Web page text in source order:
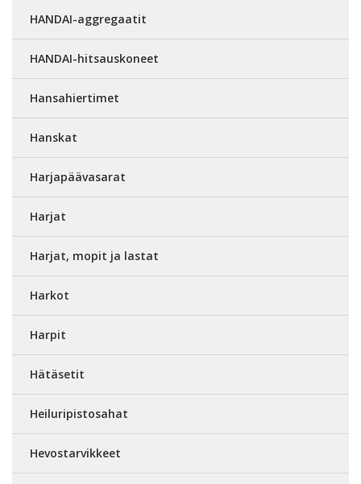
HANDAI-aggregaatit
HANDAI-hitsauskoneet
Hansahiertimet
Hanskat
Harjapäävasarat
Harjat
Harjat, mopit ja lastat
Harkot
Harpit
Hätäsetit
Heiluripistosahat
Hevostarvikkeet